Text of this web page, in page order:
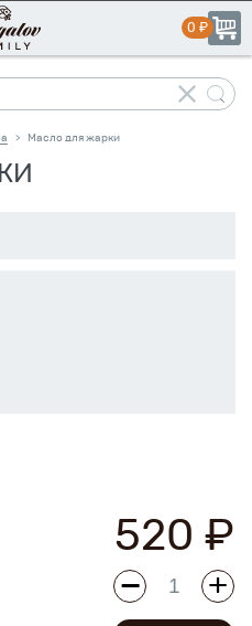
> Масло для жарки
520 ₽